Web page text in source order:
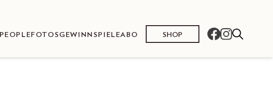
PEOPLE FOTOS GEWINNSPIELEABO SHOP